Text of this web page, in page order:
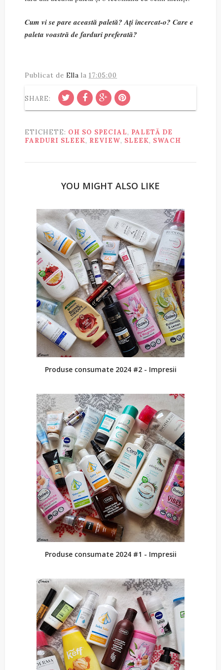
Cum vi se pare această paletă? Ați încercat-o? Care e
paleta voastră de farduri preferată?
Publicat de Ella la 17:05:00
SHARE:
ETICHETE: OH SO SPECIAL, PALETĂ DE
FARDURI SLEEK, REVIEW, SLEEK, SWACH
YOU MIGHT ALSO LIKE
Produse consumate 2024 #2 - Impresii
Produse consumate 2024 #1 - Impresii